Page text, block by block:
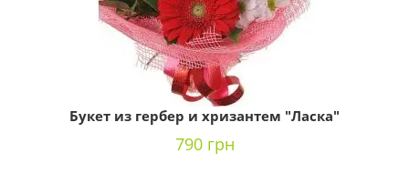
Букет из гербер и хризантем "Ласка"
790 грн